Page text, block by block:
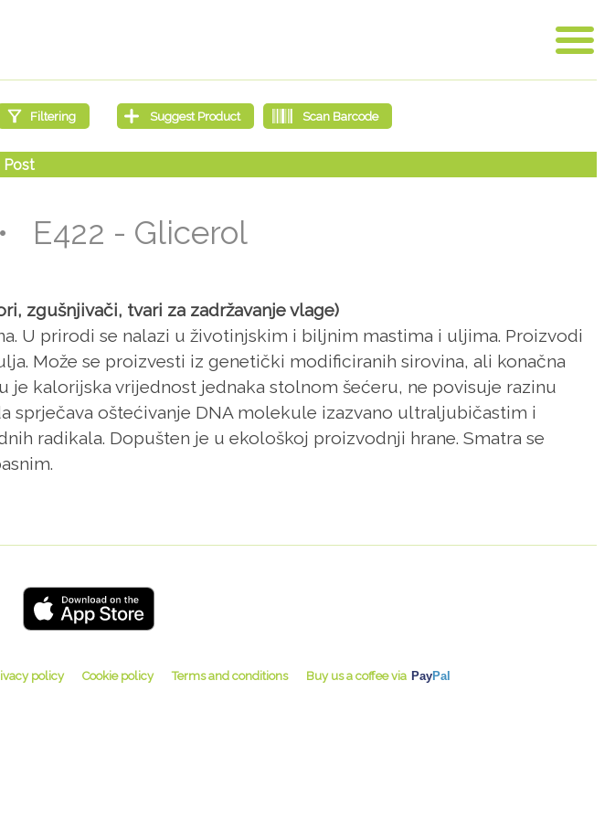
E422 - Glicerol
zgušnjivači, tvari za zadržavanje vlage)
U prirodi se nalazi u životinjskim i biljnim mastima i uljima. Proizvodi
Može se proizvesti iz genetički modificiranih sirovina, ali konačna
kalorijska vrijednost jednaka stolnom šećeru, ne povisuje razinu
sprječava oštećivanje DNA molekule izazvano ultraljubičastim i
radikala. Dopušten je u ekološkoj proizvodnji hrane. Smatra se